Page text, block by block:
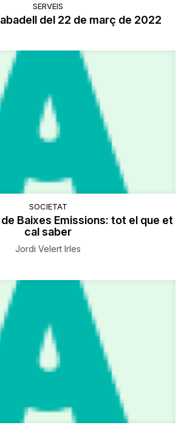
SERVEIS
del 22 de març de 2022
SOCIETAT
Baixes Emissions: tot el que et
cal saber
Jordi Velert Irles